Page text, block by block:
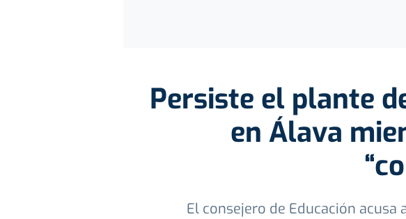
Persiste el plante
en Álava
El consejero de Educación